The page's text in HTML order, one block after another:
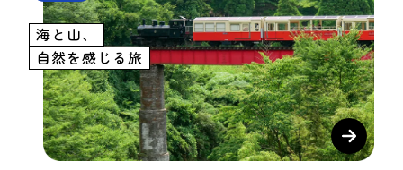
海と山、
自然を感じる旅